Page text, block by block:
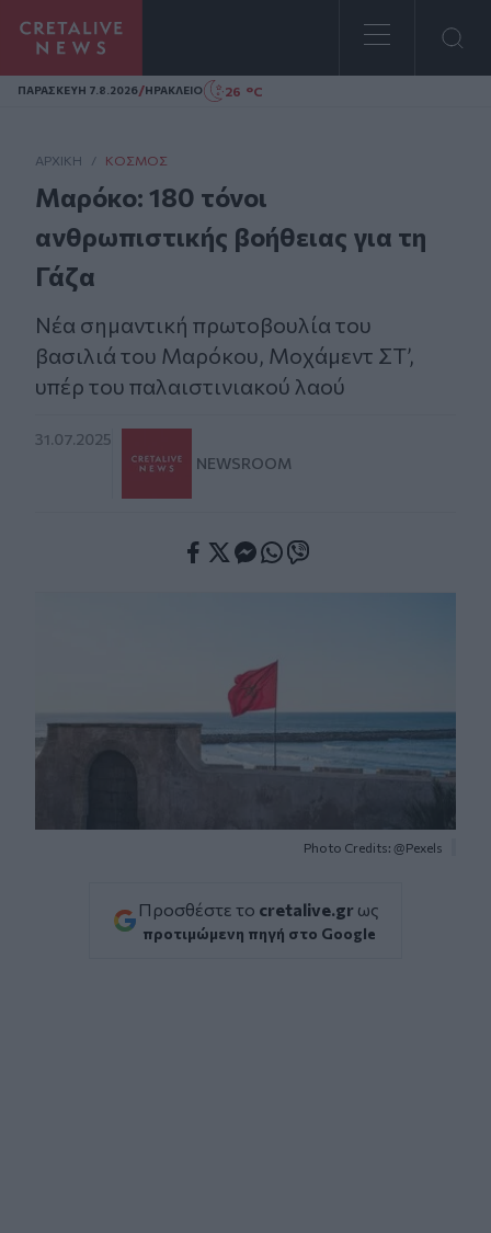
Homepage
ΠΑΡΑΣΚΕΥΗ 7.8.2026/ΗΡΑΚΛΕΙΟ 26 °C
ΑΡΧΙΚΗ / ΚΌΣΜΟΣ
Μαρόκο: 180 τόνοι
ανθρωπιστικής βοήθειας για τη
Γάζα
Νέα σημαντική πρωτοβουλία του
βασιλιά του Μαρόκου, Μοχάμεντ ΣΤ’,
υπέρ του παλαιστινιακού λαού
31.07.2025
NEWSROOM
Photo Credits: @Pexels
Προσθέστε το cretalive.gr ως
προτιμώμενη πηγή στο Google